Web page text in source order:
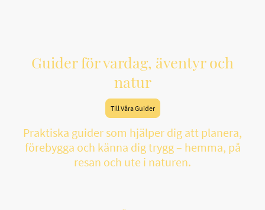
Guider för vardag, äventyr och
natur
Till Våra Guider
Praktiska guider som hjälper dig att planera,
förebygga och känna dig trygg – hemma, på
resan och ute i naturen.